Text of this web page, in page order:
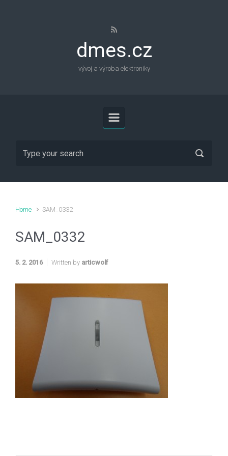
dmes.cz
vývoj a výroba elektroniky
Home SAM_0332
SAM_0332
5. 2. 2016 Written by articwolf